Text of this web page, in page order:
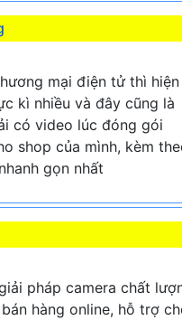
mại điện tử thì hiện
kì nhiều và đây cũng là
có video lúc đóng gói
shop của mình, kèm
gọn nhất
pháp camera chất
hàng online, hỗ trợ